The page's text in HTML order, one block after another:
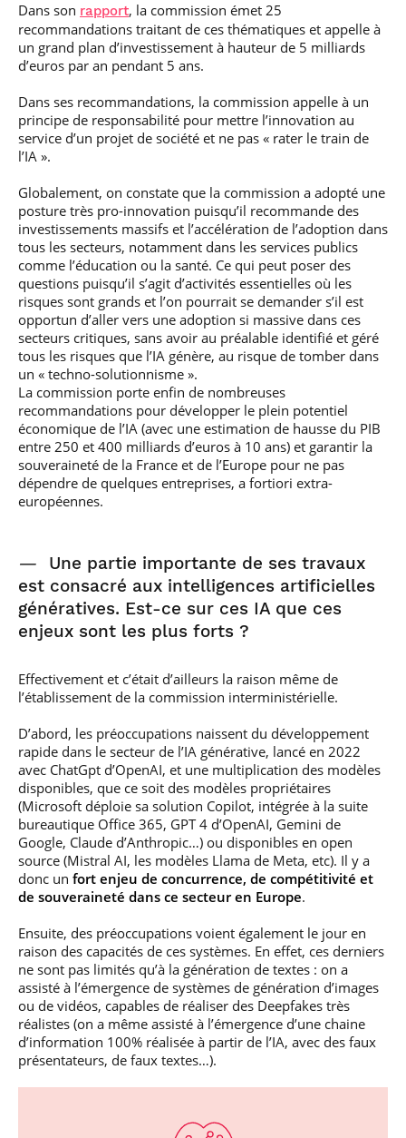
Dans son rapport, la commission émet 25
recommandations traitant de ces thématiques et appelle à
un grand plan d’investissement à hauteur de 5 milliards
d’euros par an pendant 5 ans.
Dans ses recommandations, la commission appelle à un
principe de responsabilité pour mettre l’innovation au
service d’un projet de société et ne pas « rater le train de
l’IA ».
Globalement, on constate que la commission a adopté une
posture très pro-innovation puisqu’il recommande des
investissements massifs et l’accélération de l’adoption dans
tous les secteurs, notamment dans les services publics
comme l’éducation ou la santé. Ce qui peut poser des
questions puisqu’il s’agit d’activités essentielles où les
risques sont grands et l’on pourrait se demander s’il est
opportun d’aller vers une adoption si massive dans ces
secteurs critiques, sans avoir au préalable identifié et géré
tous les risques que l’IA génère, au risque de tomber dans
un « techno-solutionnisme ».
La commission porte enfin de nombreuses
recommandations pour développer le plein potentiel
économique de l’IA (avec une estimation de hausse du PIB
entre 250 et 400 milliards d’euros à 10 ans) et garantir la
souveraineté de la France et de l’Europe pour ne pas
dépendre de quelques entreprises, a fortiori extra-
européennes.
—
Une partie importante de ses travaux
est consacré aux intelligences artificielles
génératives. Est-ce sur ces IA que ces
enjeux sont les plus forts ?
Effectivement et c’était d’ailleurs la raison même de
l’établissement de la commission interministérielle.
D’abord, les préoccupations naissent du développement
rapide dans le secteur de l’IA générative, lancé en 2022
avec ChatGpt d’OpenAI, et une multiplication des modèles
disponibles, que ce soit des modèles propriétaires
(Microsoft déploie sa solution Copilot, intégrée à la suite
bureautique Office 365, GPT 4 d’OpenAI, Gemini de
Google, Claude d’Anthropic…) ou disponibles en open
source (Mistral AI, les modèles Llama de Meta, etc). Il y a
donc un fort enjeu de concurrence, de compétitivité et
de souveraineté dans ce secteur en Europe.
Ensuite, des préoccupations voient également le jour en
raison des capacités de ces systèmes. En effet, ces derniers
ne sont pas limités qu’à la génération de textes : on a
assisté à l’émergence de systèmes de génération d’images
ou de vidéos, capables de réaliser des Deepfakes très
réalistes (on a même assisté à l’émergence d’une chaine
d’information 100% réalisée à partir de l’IA, avec des faux
présentateurs, de faux textes…).